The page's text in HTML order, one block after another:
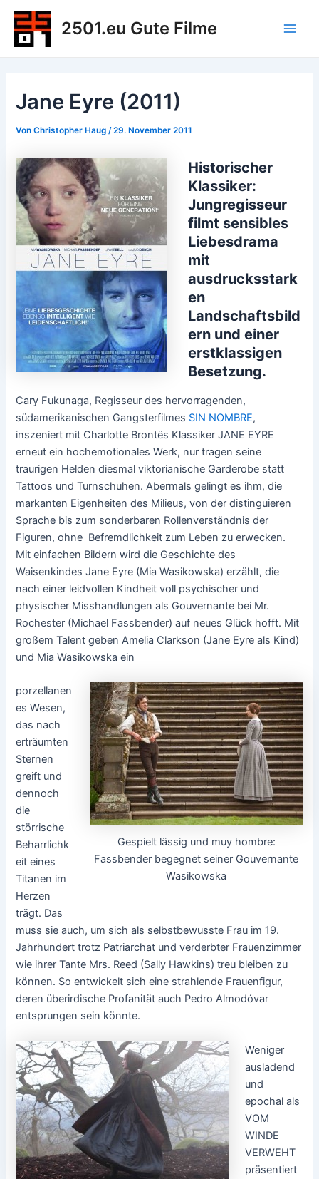
Zum
Inhalt
springen
2501.eu Gute Filme
Jane Eyre (2011)
VonChristopher Haug/29. November 2011
Historischer
Klassiker:
Jungregisseur
filmt sensibles
Liebesdrama
mit
ausdrucksstark
en
Landschaftsbild
ern und einer
erstklassigen
Besetzung.
Cary Fukunaga, Regisseur des hervorragenden,
südamerikanischen Gangsterfilmes SIN NOMBRE,
inszeniert mit Charlotte Brontës Klassiker JANE EYRE
erneut ein hochemotionales Werk, nur tragen seine
traurigen Helden diesmal viktorianische Garderobe statt
Tattoos und Turnschuhen. Abermals gelingt es ihm, die
markanten Eigenheiten des Milieus, von der distinguieren
Sprache bis zum sonderbaren Rollenverständnis der
Figuren, ohne Befremdlichkeit zum Leben zu erwecken.
Mit einfachen Bildern wird die Geschichte des
Waisenkindes Jane Eyre (Mia Wasikowska) erzählt, die
nach einer leidvollen Kindheit voll psychischer und
physischer Misshandlungen als Gouvernante bei Mr.
Rochester (Michael Fassbender) auf neues Glück hofft. Mit
großem Talent geben Amelia Clarkson (Jane Eyre als Kind)
und Mia Wasikowska ein
Gespielt lässig und muy hombre:
Fassbender begegnet seiner Gouvernante
Wasikowska
porzellanen
es Wesen,
das nach
erträumten
Sternen
greift und
dennoch
die
störrische
Beharrlichk
eit eines
Titanen im
Herzen
trägt. Das
muss sie auch, um sich als selbstbewusste Frau im 19.
Jahrhundert trotz Patriarchat und verderbter Frauenzimmer
wie ihrer Tante Mrs. Reed (Sally Hawkins) treu bleiben zu
können. So entwickelt sich eine strahlende Frauenfigur,
deren überirdische Profanität auch Pedro Almodóvar
entsprungen sein könnte.
Weniger
ausladend
und
epochal als
VOM
WINDE
VERWEHT
präsentiert